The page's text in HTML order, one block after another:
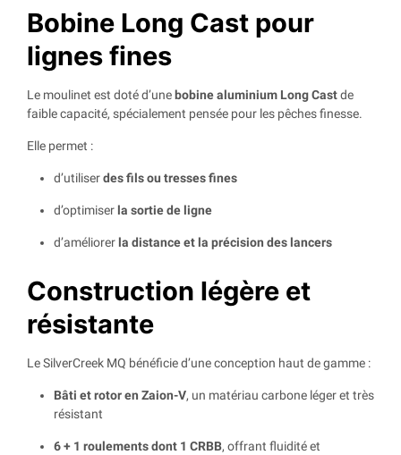
Bobine Long Cast pour
lignes fines
Le moulinet est doté d’une bobine aluminium Long Castde
faible capacité, spécialement pensée pour les pêches finesse.
Elle permet :
d’utiliserdes fils ou tresses fines
d’optimiser la sortie de ligne
d’améliorer la distance et la précision des lancers
Construction légère et
résistante
Le SilverCreek MQ bénéficie d’une conception haut de gamme :
Bâti et rotor en Zaion-V, un matériau carbone léger et très
résistant
6 + 1 roulements dont 1 CRBB, offrant fluidité et